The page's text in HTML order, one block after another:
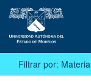
Filtrar por: Materia